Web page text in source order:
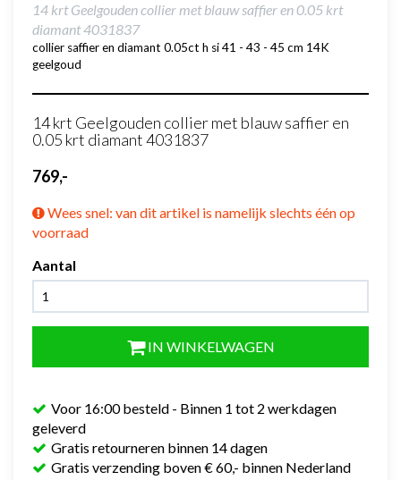
14 krt Geelgouden collier met blauw saffier en 0.05 krt
diamant 4031837
collier saffier en diamant 0.05ct h si 41 - 43 - 45 cm 14K
geelgoud
14 krt Geelgouden collier met blauw saffier en
0.05 krt diamant 4031837
769,-
Wees snel: van dit artikel is namelijk slechts één op
voorraad
Aantal
IN WINKELWAGEN
Voor 16:00 besteld - Binnen 1 tot 2 werkdagen
geleverd
Gratis retourneren binnen 14 dagen
Gratis verzending boven € 60,- binnen Nederland